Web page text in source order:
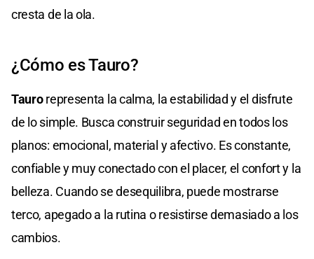
cresta de la ola.
¿Cómo es Tauro?
Taurorepresenta la calma, la estabilidad y el disfrute
de lo simple. Busca construir seguridad en todos los
planos: emocional, material y afectivo. Es constante,
confiable y muy conectado con el placer, el confort y la
belleza. Cuando se desequilibra, puede mostrarse
terco, apegado a la rutina o resistirse demasiado a los
cambios.